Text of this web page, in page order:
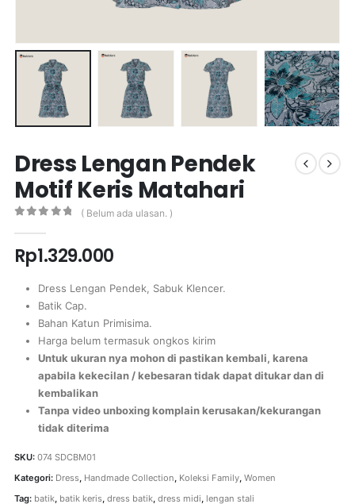
Dress Lengan Pendek
Motif Keris Matahari
( Belum ada ulasan. )
Rp1.329.000
Dress Lengan Pendek, Sabuk Klencer.
Batik Cap.
Bahan Katun Primisima.
Harga belum termasuk ongkos kirim
Untuk ukuran nya mohon di pastikan kembali, karena
apabila kekecilan / kebesaran tidak dapat ditukar dan di
kembalikan
Tanpa video unboxing komplain kerusakan/kekurangan
tidak diterima
SKU: 074 SDCBM01
Kategori: Dress, Handmade Collection, Koleksi Family, Women
Tag: batik, batik keris, dress batik, dress midi lengan stali